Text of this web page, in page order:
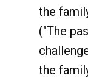
the
("The
the